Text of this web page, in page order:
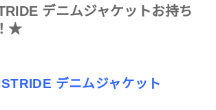
デニムジャケットお持ち
★
デニムジャケット